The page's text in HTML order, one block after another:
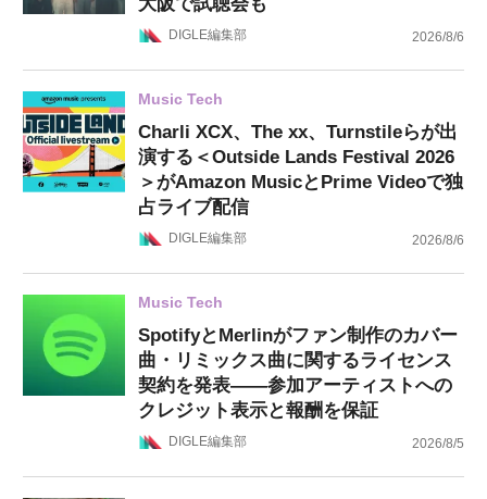
DIGLE編集部 2026/8/6
Music Tech
Charli XCX、The xx、Turnstileらが出
演する＜Outside Lands Festival 2026
＞がAmazon MusicとPrime Videoで独
占ライブ配信
DIGLE編集部 2026/8/6
Music Tech
SpotifyとMerlinがファン制作のカバー
曲・リミックス曲に関するライセンス
契約を発表——参加アーティストへの
クレジット表示と報酬を保証
DIGLE編集部 2026/8/5